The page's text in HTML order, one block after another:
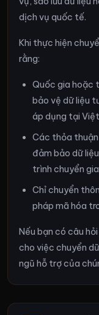
dịch vụ quốc tế.
Khi thực hiện
rằng:
Quốc gia hoặc
bảo vệ dữ liệu
áp dụng tại
Các thỏa
đảm bảo dữ
trình chuyển
Chỉ chuyển
pháp mã hóa
Nếu bạn có câu
cho việc chuyển
ngũ hỗ trợ của